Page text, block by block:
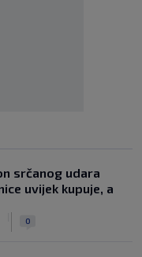
srčanog udara
uvijek kupuje, a
0